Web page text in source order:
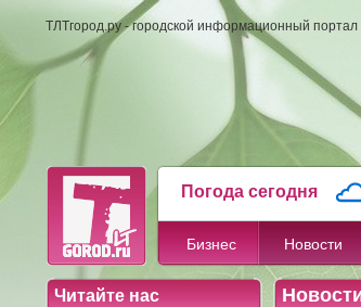
ТЛТгород.ру - городской информационный портал
Погода сегодня
Бизнес Новости
Читайте нас